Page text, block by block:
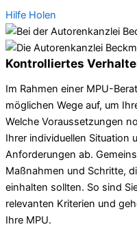
Hilfe Holen
Kontrolliertes
Im Rahmen einer MPU-
möglichen Wege auf, um
Welche Voraussetzungen
Ihrer individuellen Situation
Anforderungen ab.
Maßnahmen und Schritte,
einhalten sollten. So sind
relevanten Kriterien und
Ihre MPU.